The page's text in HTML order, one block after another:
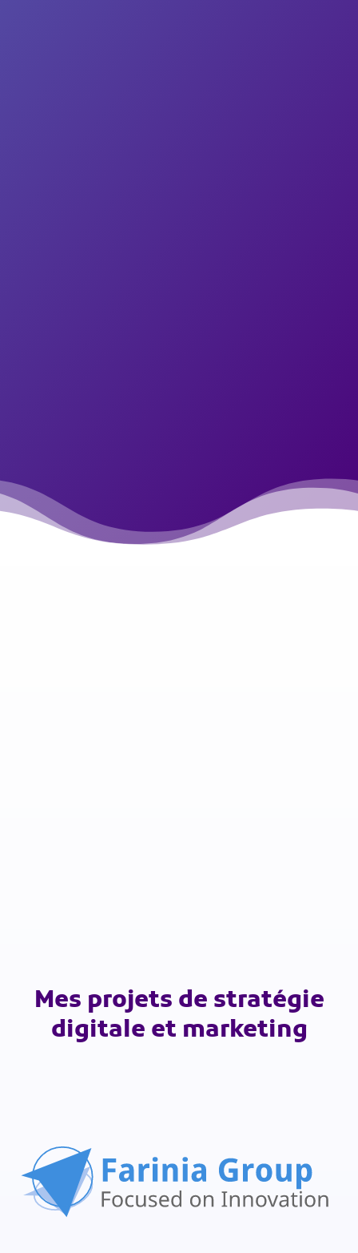
Mes projets de stratégie
digitale et marketing